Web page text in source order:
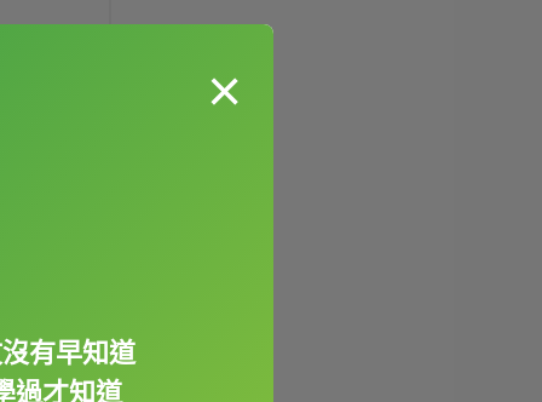
×
有早知道
過才知道